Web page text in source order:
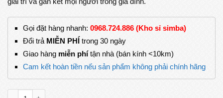
Gọi đặt hàng nhanh: 0968.724.886 (Kho sỉ simba)
Đổi trảMIỄN PHÍtrong 30 ngày
Giao hàng miễn phítận nhà (bán kính <10km)
Cam kết hoàn tiền nếu sản phẩm không phải chính hãng